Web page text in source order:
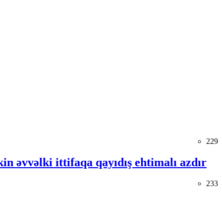
229
əvvəlki ittifaqa qayıdış ehtimalı azdır
233